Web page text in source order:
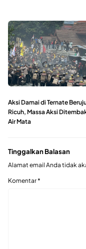
Aksi Damai di Ternate
Ricuh, Massa Aksi
Air Mata
Tinggalkan Balasan
Alamat email Anda tidak
Komentar*